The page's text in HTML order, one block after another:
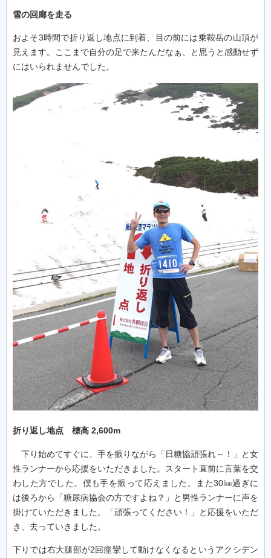
雪の回廊を走る
およそ3時間で折り返し地点に到着、目の前には乗鞍岳の山頂が
見えます。ここまで自分の足で来たんだなぁ、と思うと感動せず
にはいられませんでした。
折り返し地点 標高 2,600m
下り始めてすぐに、手を振りながら「日糖協頑張れ～！」と女
性ランナーから応援をいただきました。スタート直前に言葉を交
わした方でした。僕も手を振って応えました。また30㎞過ぎに
は後ろから「糖尿病協会の方ですよね？」と男性ランナーに声を
掛けていただきました。「頑張ってください！」と応援をいただ
き、去っていきました。
下りでは右大腿部が2回痙攣して動けなくなるというアクシデン